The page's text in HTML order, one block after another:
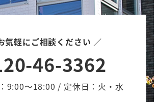
気軽にご相談ください ／
46-3362
9:00〜18:00 / 定休日：火・水